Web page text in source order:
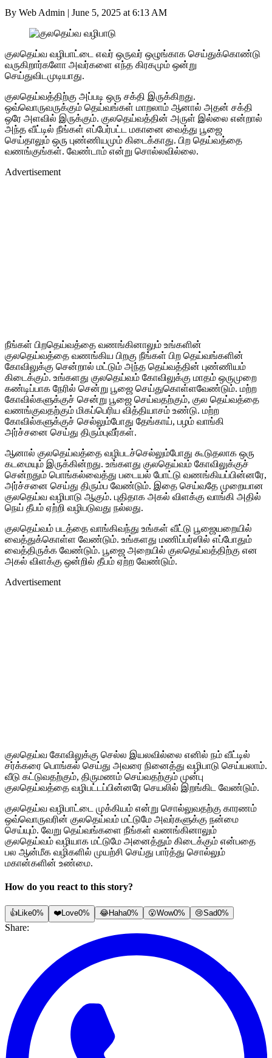
By Web Admin | June 5, 2025 at 6:13 AM
குலதெய்வ வழிபாட்டை எவர் ஒருவர் ஒழுங்காக செய்துக்கொண்டு
வருகிறார்களோ அவர்களை எந்த கிரகமும் ஒன்று
செய்துவிடமுடியாது.
குலதெய்வத்திற்கு அப்படி ஒரு சக்தி இருக்கிறது.
ஒவ்வொருவருக்கும் தெய்வங்கள் மாறலாம் ஆனால் அதன் சக்தி
ஒரே அளவில் இருக்கும். குலதெய்வத்தின் அருள் இல்லை என்றால்
அந்த வீட்டில் நீங்கள் எப்பேர்பட்ட மகானை வைத்து பூஜை
செய்தாலும் ஒரு புண்ணியமும் கிடைக்காது. பிற தெய்வத்தை
வணங்குங்கள். வேண்டாம் என்று சொல்லவில்லை.
Advertisement
நீங்கள் பிறதெய்வத்தை வணங்கினாலும் உங்களின்
குலதெய்வத்தை வணங்கிய பிறகு நீங்கள் பிற தெய்வங்களின்
கோவிலுக்கு சென்றால் மட்டும் அந்த தெய்வத்தின் புண்ணியம்
கிடைக்கும். உங்களது குலதெய்வம் கோவிலுக்கு மாதம் ஒருமுறை
கண்டிப்பாக நேரில் சென்று பூஜை செய்துகொள்ளவேண்டும். மற்ற
கோவில்களுக்குச் சென்று பூஜை செய்வதற்கும், குல தெய்வத்தை
வணங்குவதற்கும் மிகப்பெரிய வித்தியாசம் உண்டு. மற்ற
கோவில்களுக்குச் செல்லும்போது தேங்காய், பழம் வாங்கி
அர்ச்சனை செய்து திரும்புவீர்கள்.
ஆனால் குலதெய்வத்தை வழிபடச்செல்லும்போது கூடுதலாக ஒரு
கடமையும் இருக்கின்றது. உங்களது குலதெய்வம் கோவிலுக்குச்
சென்றதும் பொங்கல்வைத்து படையல் போட்டு வணங்கியப்பின்னரே,
அர்ச்சனை செய்து திரும்ப வேண்டும். இதை செய்வதே முறையான
குலதெய்வ வழிபாடு ஆகும். புதிதாக அகல் விளக்கு வாங்கி அதில்
நெய் தீபம் ஏற்றி வழிபடுவது நல்லது.
குலதெய்வம் படத்தை வாங்கிவந்து உங்கள் வீட்டு பூஜையறையில்
வைத்துக்கொள்ள வேண்டும். உங்களது மணிப்பர்ஸில் எப்போதும்
வைத்திருக்க வேண்டும். பூஜை அறையில் குலதெய்வத்திற்கு என
அகல் விளக்கு ஒன்றில் தீபம் ஏற்ற வேண்டும்.
Advertisement
குலதெய்வ கோவிலுக்கு செல்ல இயலவில்லை எனில் நம் வீட்டில்
சர்க்கரை பொங்கல் செய்து அவரை நினைத்து வழிபாடு செய்யலாம்.
வீடு கட்டுவதற்கும், திருமணம் செய்வதற்கும் முன்பு
குலதெய்வத்தை வழிபட்டப்பின்னரே செயலில் இறங்கிட வேண்டும்.
குலதெய்வ வழிபாட்டை முக்கியம் என்று சொல்லுவதற்கு காரணம்
ஒவ்வொருவரின் குலதெய்வம் மட்டுமே அவர்களுக்கு நன்மை
செய்யும். வேறு தெய்வங்களை நீங்கள் வணங்கினாலும்
குலதெய்வம் வழியாக மட்டுமே அனைத்தும் கிடைக்கும் என்பதை
பல ஆன்மீக வழிகளில் முயற்சி செய்து பார்த்து சொல்லும்
மகான்களின் உண்மை.
How do you react to this story?
👍Like0% ❤️Love0% 😂Haha0% 😮Wow0% 😢Sad0%
Share: